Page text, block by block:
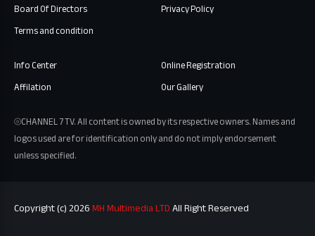
Board Of Directors
Privacy Policy
Terms and condition
Info Center
Online Registration
Affilation
Our Gallery
⦾CHANNEL 7 TV. All content is owned by its respective owners. Names and
logos used are for identification only and do not imply endorsement
unless specified.
Copyright (c) 2026MH Multimedia LTDAll Right Reserved